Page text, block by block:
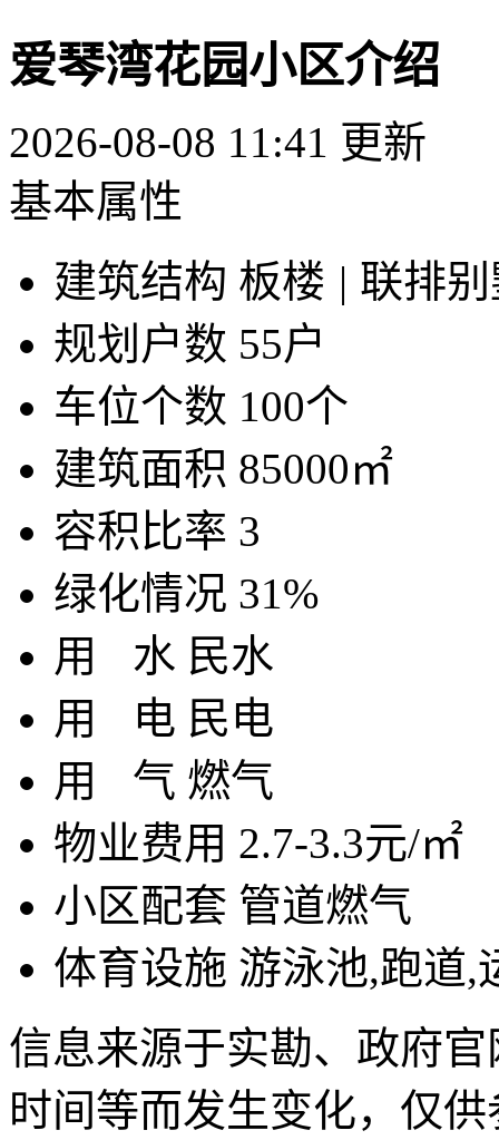
爱琴湾花园小区介绍
2026-08-08 11:41 更新
基本属性
建筑结构 板楼 | 联排
规划户数 55户
车位个数 100个
建筑面积 85000㎡
容积比率 3
绿化情况 31%
用 水 民水
用
电 民电
用 气 燃气
物业费用 2.7-3.3元/㎡
小区配套 管道燃气
体育设施 游泳池,跑道,
信息来源于实勘、政府
时间等而发生变化，仅